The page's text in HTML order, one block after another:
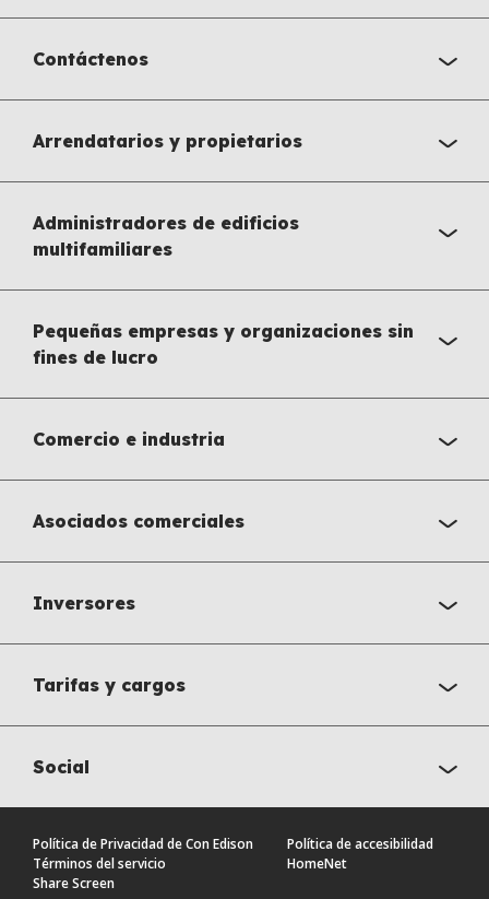
Contáctenos
Arrendatarios y propietarios
Administradores de edificios
multifamiliares
Pequeñas empresas y organizaciones sin
fines de lucro
Comercio e industria
Asociados comerciales
Inversores
Tarifas y cargos
Social
Política de Privacidad de Con Edison
Política de accesibilidad
Términos del servicio
HomeNet
Share Screen